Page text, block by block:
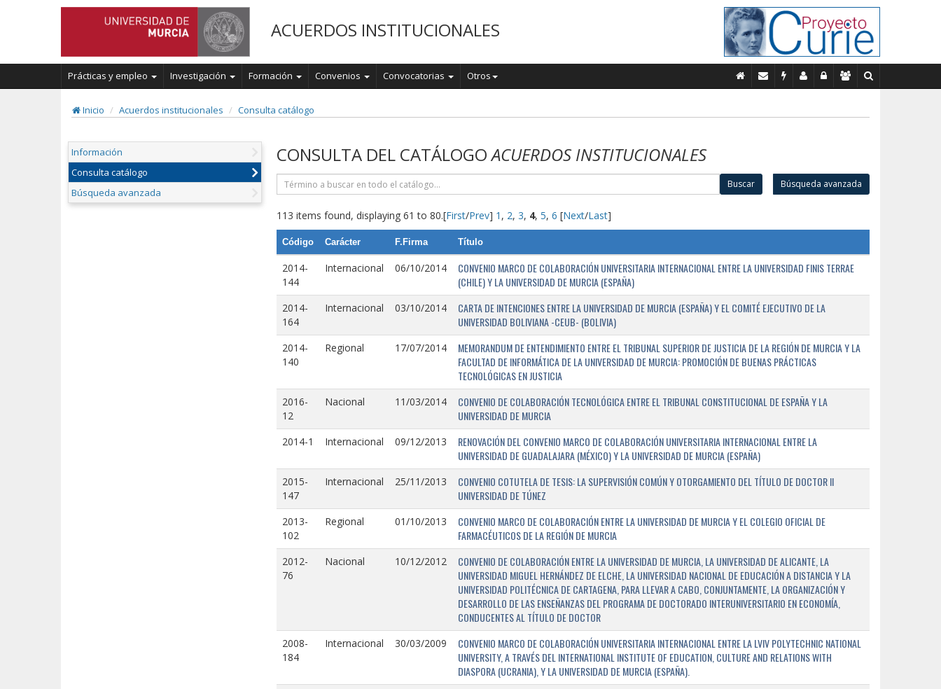
ACUERDOS INSTITUCIONALES
Prácticas y empleo Investigación Formación Convenios Convocatorias Otros
Inicio Acuerdos institucionales Consulta catálogo
Información
Consulta catálogo
Búsqueda avanzada
CONSULTA DEL CATÁLOGOACUERDOS INSTITUCIONALES
Buscar Búsqueda avanzada
113 items found, displaying 61 to 80.[First/Prev] 1 , 2, 3, 4, 5, 6 [Next/Last]
Código Carácter F.Firma Título
2014-
144
Internacional 06/10/2014
CONVENIO MARCO DE COLABORACIÓN UNIVERSITARIA INTERNACIONAL ENTRE LA UNIVERSIDAD FINIS TERRAE
(CHILE) Y LA UNIVERSIDAD DE MURCIA (ESPAÑA)
2014-
164
Internacional 03/10/2014
CARTA DE INTENCIONES ENTRE LA UNIVERSIDAD DE MURCIA (ESPAÑA) Y EL COMITÉ EJECUTIVO DE LA
UNIVERSIDAD BOLIVIANA -CEUB- (BOLIVIA)
2014-
140
Regional 17/07/2014
MEMORANDUM DE ENTENDIMIENTO ENTRE EL TRIBUNAL SUPERIOR DE JUSTICIA DE LA REGIÓN DE MURCIA Y LA
FACULTAD DE INFORMÁTICA DE LA UNIVERSIDAD DE MURCIA: PROMOCIÓN DE BUENAS PRÁCTICAS
TECNOLÓGICAS EN JUSTICIA
2016-
12
Nacional 11/03/2014
CONVENIO DE COLABORACIÓN TECNOLÓGICA ENTRE EL TRIBUNAL CONSTITUCIONAL DE ESPAÑA Y LA
UNIVERSIDAD DE MURCIA
2014-1 Internacional 09/12/2013
RENOVACIÓN DEL CONVENIO MARCO DE COLABORACIÓN UNIVERSITARIA INTERNACIONAL ENTRE LA
UNIVERSIDAD DE GUADALAJARA (MÉXICO) Y LA UNIVERSIDAD DE MURCIA (ESPAÑA)
2015-
147
Internacional 25/11/2013
CONVENIO COTUTELA DE TESIS: LA SUPERVISIÓN COMÚN Y OTORGAMIENTO DEL TÍTULO DE DOCTOR II
UNIVERSIDAD DE TÚNEZ
2013-
102
Regional 01/10/2013
CONVENIO MARCO DE COLABORACIÓN ENTRE LA UNIVERSIDAD DE MURCIA Y EL COLEGIO OFICIAL DE
FARMACÉUTICOS DE LA REGIÓN DE MURCIA
2012-
76
Nacional 10/12/2012
CONVENIO DE COLABORACIÓN ENTRE LA UNIVERSIDAD DE MURCIA, LA UNIVERSIDAD DE ALICANTE, LA
UNIVERSIDAD MIGUEL HERNÁNDEZ DE ELCHE, LA UNIVERSIDAD NACIONAL DE EDUCACIÓN A DISTANCIA Y LA
UNIVERSIDAD POLITÉCNICA DE CARTAGENA, PARA LLEVAR A CABO, CONJUNTAMENTE, LA ORGANIZACIÓN Y
DESARROLLO DE LAS ENSEÑANZAS DEL PROGRAMA DE DOCTORADO INTERUNIVERSITARIO EN ECONOMÍA,
CONDUCENTES AL TÍTULO DE DOCTOR
2008-
184
Internacional 30/03/2009
CONVENIO MARCO DE COLABORACIÓN UNIVERSITARIA INTERNACIONAL ENTRE LA LVIV POLYTECHNIC NATIONAL
UNIVERSITY, A TRAVÉS DEL INTERNATIONAL INSTITUTE OF EDUCATION, CULTURE AND RELATIONS WITH
DIASPORA (UCRANIA), Y LA UNIVERSIDAD DE MURCIA (ESPAÑA).